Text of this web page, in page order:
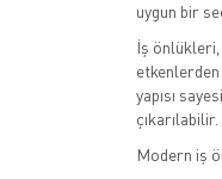
uygun bir
İş önlükleri,
yapısı
çıkarılabilir.
Modern iş